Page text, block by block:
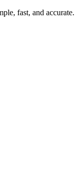
fast, and accurate.